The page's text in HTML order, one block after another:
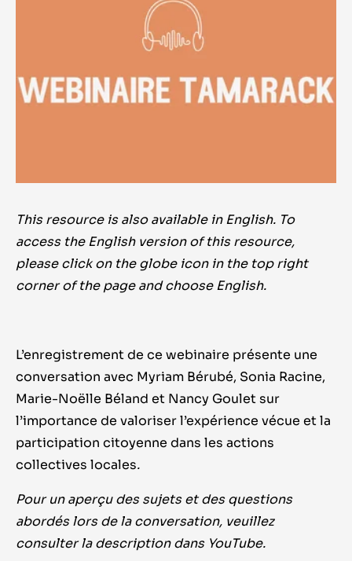
This resource is also available in English. To
access the English version of this resource,
please click on the globe icon in the top right
corner of the page and choose English.
L’enregistrement de ce webinaire présente une
conversation avec Myriam Bérubé, Sonia Racine,
Marie-Noëlle Béland et Nancy Goulet sur
l’importance de valoriser l’expérience vécue et la
participation citoyenne dans les actions
collectives locales.
Pour un aperçu des sujets et des questions
abordés lors de la conversation, veuillez
consulter la description dans YouTube.